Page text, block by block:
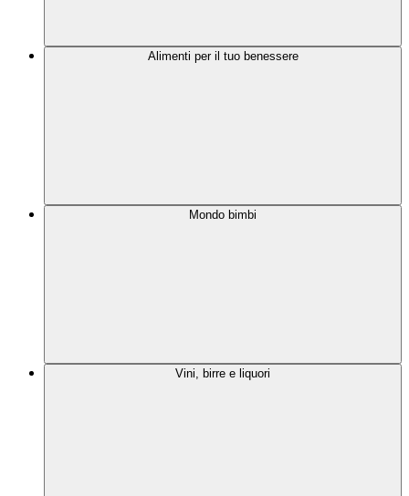
Alimenti per il tuo benessere
Mondo bimbi
Vini, birre e liquori